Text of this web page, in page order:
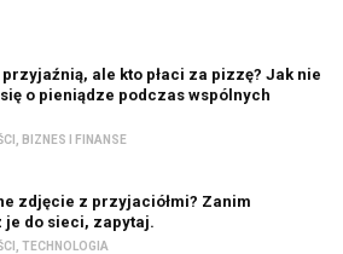
ale kto płaci za pizzę? Jak nie
o pieniądze podczas wspólnych
BIZNES I FINANSE
zdjęcie z przyjaciółmi? Zanim
do sieci, zapytaj.
TECHNOLOGIA